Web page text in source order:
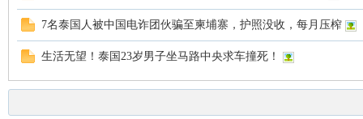
7名泰国人被中国电诈团伙骗至柬埔寨，护照没收，每月压榨
生活无望！泰国23岁男子坐马路中央求车撞死！